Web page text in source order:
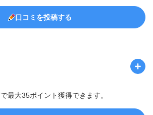
口コミを投稿する
最大35ポイント獲得できます。